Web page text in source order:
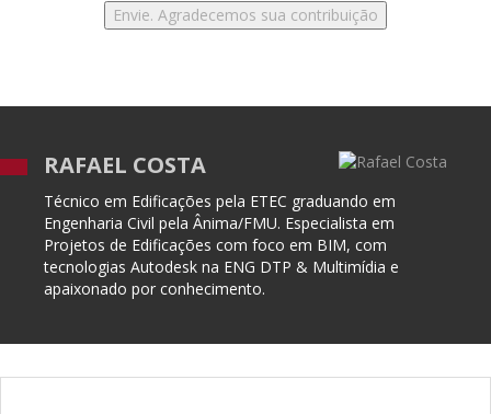
RAFAEL COSTA
Técnico em Edificações pela ETEC graduando em
Engenharia Civil pela Ânima/FMU. Especialista em
Projetos de Edificações com foco em BIM, com
tecnologias Autodesk na ENG DTP & Multimídia e
apaixonado por conhecimento.